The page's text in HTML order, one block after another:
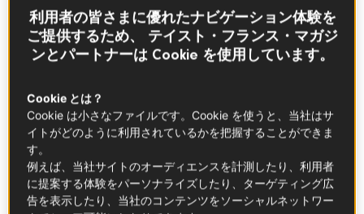
ン。その呼び名をめぐって実は長年フランス国
内で起きていた論争って一体…⁉
利用者の皆さまに優れたナビゲーション体験を
ご提供するため、 テイスト・フランス・マガジ
ンとパートナーは Cookie を使用しています。
Cookie とは？
Cookie は小さなファイルです。Cookie を使うと、当社はサ
イトがどのように利用されているかを把握することができま
す。
例えば、当社サイトのオーディエンスを計測したり、利用者
に提案する体験をパーソナライズしたり、ターゲティング広
告を表示したり、当社のコンテンツをソーシャルネットワー